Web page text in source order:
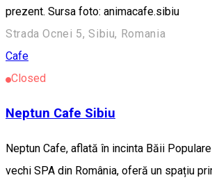
prezent. Sursa foto: animacafe.sibiu
Strada Ocnei 5, Sibiu, Romania
Cafe
Closed
Neptun Cafe Sibiu
Neptun Cafe, aflată în incinta Băii
vechi SPA din România, oferă un spațiu